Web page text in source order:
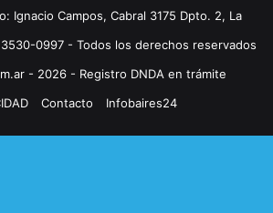
Ignacio Campos, Cabral 3175 Dpto. 2, La
3530-0997 - Todos los derechos reservados
- 2026 - Registro DNDA en trámite
Contacto Infobaires24